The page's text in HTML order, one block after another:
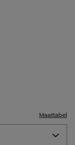
Maattabel